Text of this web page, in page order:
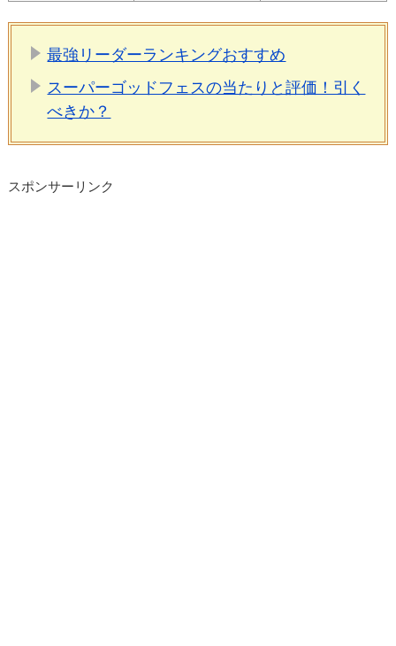
最強リーダーランキングおすすめ
スーパーゴッドフェスの当たりと評価！引く
べきか？
スポンサーリンク